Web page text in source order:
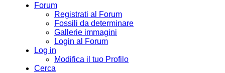
Forum
Registrati al Forum
Fossili da determinare
Gallerie immagini
Login al Forum
Log in
Modifica il tuo Profilo
Cerca